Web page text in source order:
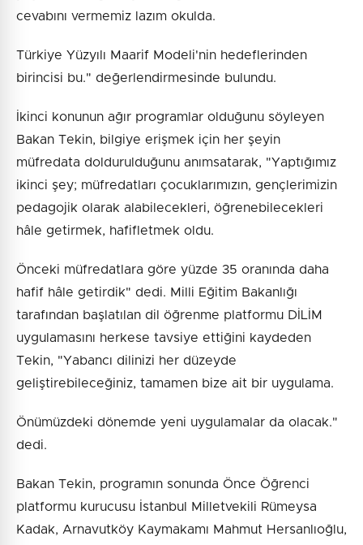
cevabını vermemiz lazım okulda.
Türkiye Yüzyılı Maarif Modeli'nin hedeflerinden
birincisi bu." değerlendirmesinde bulundu.
İkinci konunun ağır programlar olduğunu söyleyen
Bakan Tekin, bilgiye erişmek için her şeyin
müfredata doldurulduğunu anımsatarak, "Yaptığımız
ikinci şey; müfredatları çocuklarımızın, gençlerimizin
pedagojik olarak alabilecekleri, öğrenebilecekleri
hâle getirmek, hafifletmek oldu.
Önceki müfredatlara göre yüzde 35 oranında daha
hafif hâle getirdik" dedi. Milli Eğitim Bakanlığı
tarafından başlatılan dil öğrenme platformu DİLİM
uygulamasını herkese tavsiye ettiğini kaydeden
Tekin, "Yabancı dilinizi her düzeyde
geliştirebileceğiniz, tamamen bize ait bir uygulama.
Önümüzdeki dönemde yeni uygulamalar da olacak."
dedi.
Bakan Tekin, programın sonunda Önce Öğrenci
platformu kurucusu İstanbul Milletvekili Rümeysa
Kadak, Arnavutköy Kaymakamı Mahmut Hersanlıoğlu,